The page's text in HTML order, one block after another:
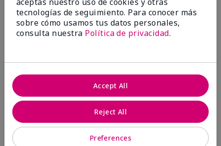
4 estrellas
7
3 estrellas
1 estrella
3
Tono De Piel
Filtrar
reseñas
por
tecnologías de seguimiento. Para conocer más
sobre cómo usamos tus datos personales,
consulta nuestra Política de privacidad.
Preferences
Reject All
Accept All